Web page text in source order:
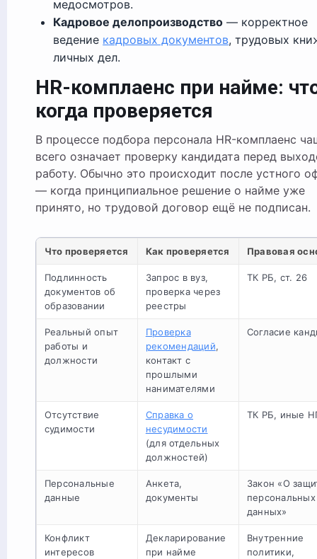
медосмотров.
Кадровое делопроизводство — корректное
ведение кадровых документов, трудовых
личных дел.
HR-комплаенс при найме:
когда проверяется
В процессе подбора персонала HR-комплаенс
всего означает проверку кандидата перед
работу. Обычно это происходит после устного
— когда принципиальное решение о найме уже
принято, но трудовой договор ещё не подписан.
Что проверяется Как проверяется Правовая
Подлинность
документов об
образовании
Запрос в вуз,
проверка через
реестры
ТК РБ, ст. 26
Реальный опыт
работы и
должности
Проверка
рекомендаций,
контакт с
прошлыми
нанимателями
Согласие
Отсутствие
судимости
Справка о
несудимости
(для отдельных
должностей)
ТК РБ, иные
Персональные
данные
Анкета,
документы
Закон «О
персональных
данных»
Конфликт
интересов
Декларирование
при найме
Внутренние
политики,